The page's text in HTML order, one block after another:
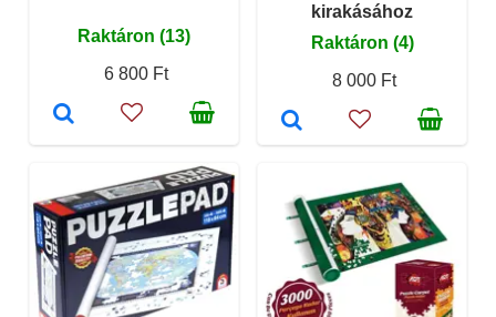
Raktáron (13)
6 800 Ft
kirakásához
Raktáron (4)
8 000 Ft